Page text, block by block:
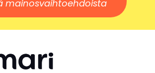
mainosvaihtoehdoista